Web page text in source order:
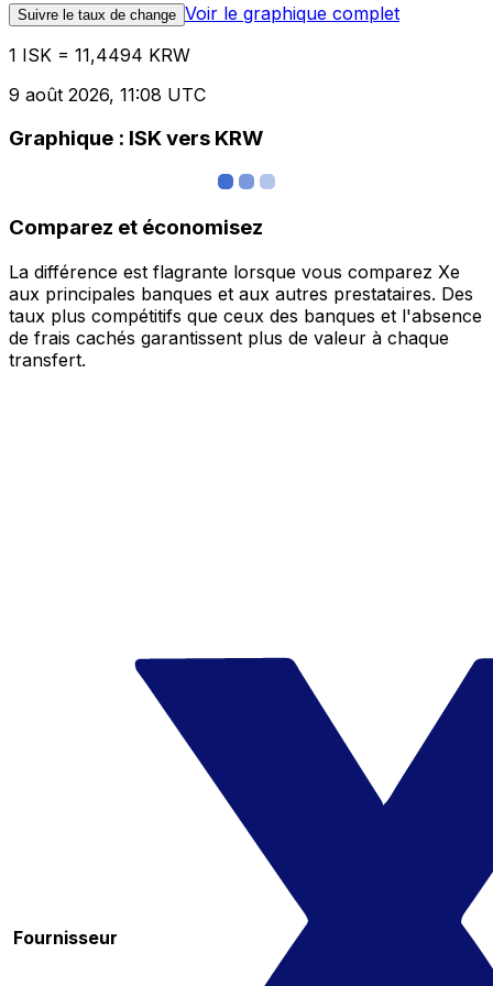
Suivre le taux de change Voir le graphique complet
1 ISK = 11,4494 KRW
9 août 2026, 11:08 UTC
Graphique : ISK vers KRW
Comparez et économisez
La différence est flagrante lorsque vous comparez Xe
aux principales banques et aux autres prestataires. Des
taux plus compétitifs que ceux des banques et l'absence
de frais cachés garantissent plus de valeur à chaque
transfert.
Fournisseur